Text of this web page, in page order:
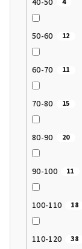
50-60 12
60-70 11
70-80 15
80-90 20
90-100 11
100-110 18
110-120 38